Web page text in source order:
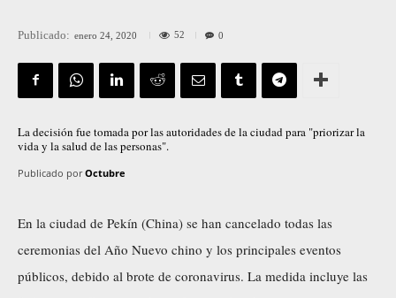
Publicado: enero 24, 2020 52 0
La decisión fue tomada por las autoridades de la ciudad para "priorizar la
vida y la salud de las personas".
Publicado por Octubre
En la ciudad de Pekín (China) se han cancelado todas las
ceremonias del Año Nuevo chino y los principales eventos
públicos, debido al brote de coronavirus. La medida incluye las